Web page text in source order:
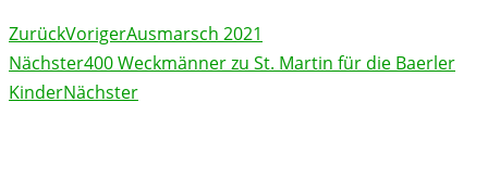
ZurückVorigerAusmarsch 2021
Nächster400 Weckmänner zu St. Martin für die Baerler
KinderNächster